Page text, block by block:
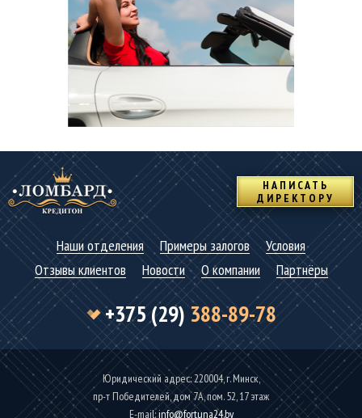
НАПИСАТЬ
ДИРЕКТОРУ
Наши отделения Примеры залогов
Условия
Отзывы клиентов
Новости О компании Партнёры
+375 (29)388-89-78
Юридический адрес: 220004, г. Минск,
пр-т Победителей, дом 7А, пом. 52, 17 этаж
Е-mаil:info@fortuna24.by